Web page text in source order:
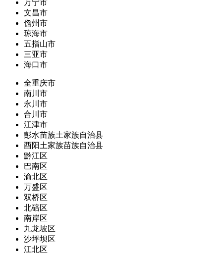
万宁市
文昌市
儋州市
琼海市
五指山市
三亚市
海口市
全重庆市
南川市
永川市
合川市
江津市
彭水苗族土家族自治县
酉阳土家族苗族自治县
黔江区
巴南区
渝北区
万盛区
双桥区
北碚区
南岸区
九龙坡区
沙坪坝区
江北区